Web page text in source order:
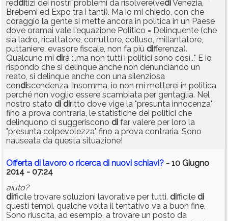
redditizi dei nostri problemi da risolvere(vediVenezia,
Brebemi ed Expo tra i tanti). Ma io mi chiedo, con che
coraggio la gente si mette ancora in politica in un Paese
dove oramai vale l'equazione Politico = Delinquente (che
sia ladro, ricattatore, corruttore, colluso, millantatore,
puttaniere, evasore fiscale, non fa più differenza).
Qualcuno mi dirà :..ma non tutti i politici sono così..." E io
rispondo che si delinque anche non denunciando un
reato, si delinque anche con una silenziosa
condiscendenza. Insomma, io non mi metterei in politica
perché non voglio essere scambiata per gentaglia. Nel
nostro stato di diritto dove vige la "presunta innocenza"
fino a prova contraria, le statistiche dei politici che
delinquono ci suggeriscono di far valere per loro la
"presunta colpevolezza" fino a prova contraria. Sono
nauseata da questa situazione!
Offerta di lavoro o ricerca di nuovi schiavi? - 10 Giugno
2014 - 07:24
aiuto?
difficile trovare soluzioni lavorative per tutti. difficile di
questi tempi. qualche volta il tentativo va a buon fine.
Sono riuscita, ad esempio, a trovare un posto da